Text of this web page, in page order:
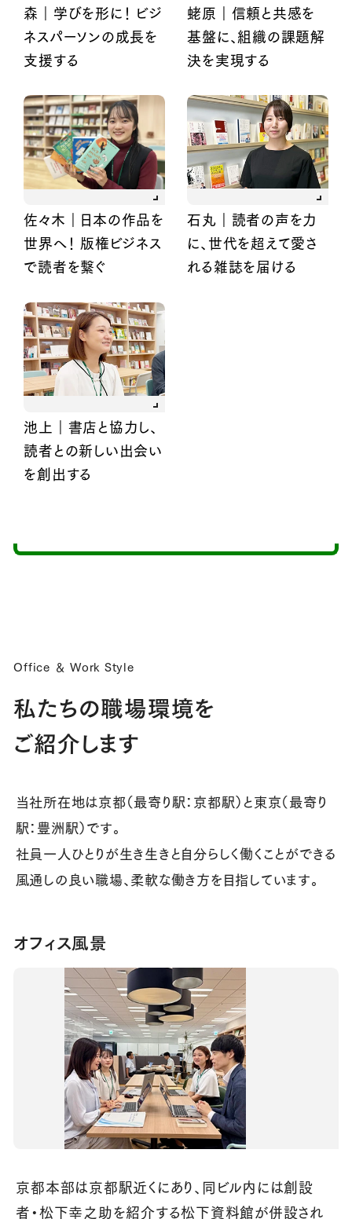
森｜学びを形に！ ビジ
ネスパーソンの成長を
支援する
蛯原｜信頼と共感を
基盤に、組織の課題解
決を実現する
佐々木｜日本の作品を
世界へ！ 版権ビジネス
で読者を繋ぐ
石丸｜読者の声を力
に、世代を超えて愛さ
れる雑誌を届ける
池上｜書店と協力し、
読者との新しい出会い
を創出する
Office ＆ Work Style
私たちの職場環境を
ご紹介します
当社所在地は京都（最寄り駅：京都駅）と東京（最寄り
駅：豊洲駅）です。
社員一人ひとりが生き生きと自分らしく働くことができる
風通しの良い職場、柔軟な働き方を目指しています。
オフィス風景
京都本部は京都駅近くにあり、同ビル内には創設
者・松下幸之助を紹介する松下資料館が併設され